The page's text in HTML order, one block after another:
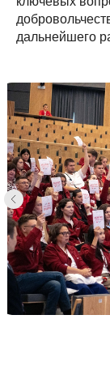
дальнейшего